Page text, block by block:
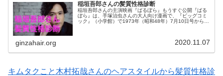
稲垣吾郎さんの髪質性格診断
稲垣吾郎さんの主演映画『ばるぼら』もうすぐ公開『ばる
ぼら』は、手塚治虫さんの大人向け漫画で、『ビッグコミ
ック』（小学館）で1973年（昭和48年）7月10日号から
ginzahair.org 2020.11.07
キムタクこと木村拓哉さんのヘアスタイルから髪質性格診